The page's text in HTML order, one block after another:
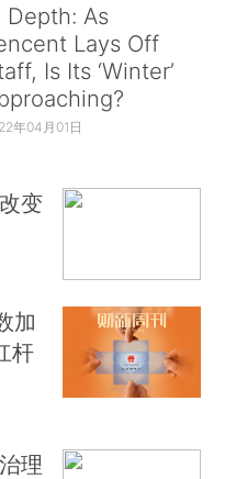
Depth: As
Lays Off
Is Its ‘Winter’
年04月01日
变
加
杆
理